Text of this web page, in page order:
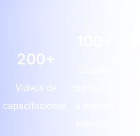
200+
Videos de
capacitaciones.